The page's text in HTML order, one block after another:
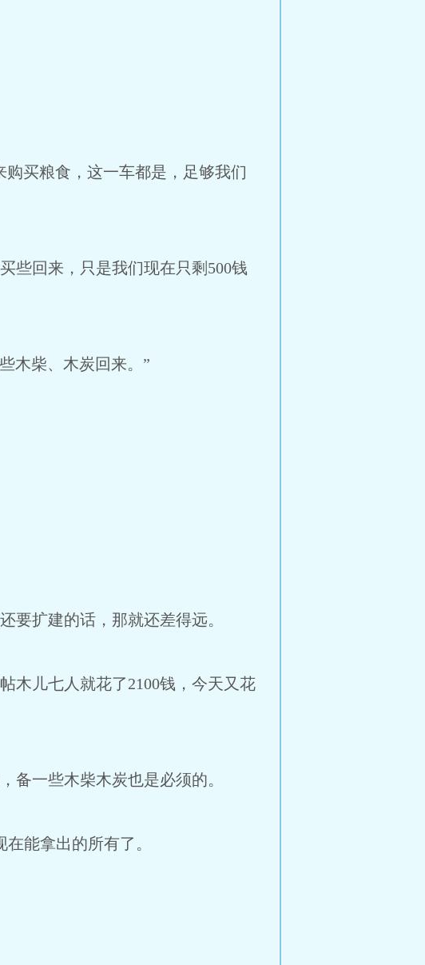
购买粮食，这一车都是，足够我们
些回来，只是我们现在只剩500钱
木柴、木炭回来。”
要扩建的话，那就还差得远。
木儿七人就花了2100钱，今天又花
备一些木柴木炭也是必须的。
能拿出的所有了。